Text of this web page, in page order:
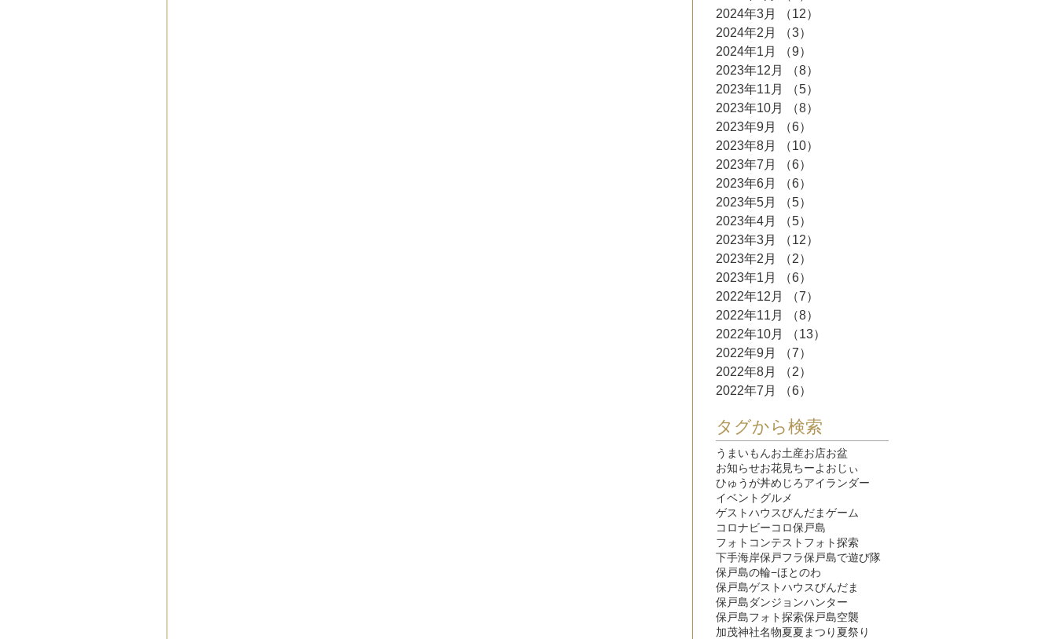
2024年3月
（12）
2024年2月
（3）
2024年1月
（9）
2023年12月
（8）
2023年11月
（5）
2023年10月
（8）
2023年9月
（6）
2023年8月
（10）
2023年7月
（6）
2023年6月
（6）
2023年5月
（5）
2023年4月
（5）
2023年3月
（12）
2023年2月
（2）
2023年1月
（6）
2022年12月
（7）
2022年11月
（8）
2022年10月
（13）
2022年9月
（7）
2022年8月
（2）
2022年7月
（6）
タグから検索
うまいもんお土産お店お盆
お知らせお花見ちーよおじぃ
ひゅうが丼めじろアイランダー
イベント グルメ
ゲストハウスびんだまゲーム
コロナビーコロ保戸島
フォトコンテスト フォト探索
下手海岸保戸フラ保戸島で遊び隊
保戸島の輪−ほとのわ
保戸島ゲストハウスびんだま
保戸島ダンジョンハンター
保戸島フォト探索保戸島空襲
加茂神社名物夏夏まつり 夏祭り